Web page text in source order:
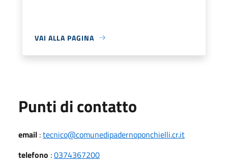
VAI ALLA PAGINA
Punti di contatto
email :tecnico@comunedipadernoponchielli.cr.it
telefono :0374367200